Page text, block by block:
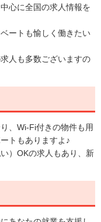
心に全国の求人情報を
ートも愉しく働きたい
人も多数ございますの
、Wi-Fi付きの物件も用
トもありますよ♪
）OKの求人もあり、新